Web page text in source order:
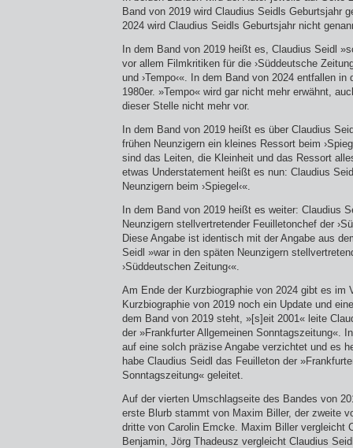
Band von 2019 wird Claudius Seidls Geburtsjahr
2024 wird Claudius Seidls Geburtsjahr nicht
In dem Band von 2019 heißt es, Claudius Seidl
vor allem Filmkritiken für die ›Süddeutsche
und ›Tempo‹«. In dem Band von 2024 entfallen in
1980er. »Tempo« wird gar nicht mehr erwähnt,
dieser Stelle nicht mehr vor.
In dem Band von 2019 heißt es über Claudius
frühen Neunzigern ein kleines Ressort beim
sind das Leiten, die Kleinheit und das Ressort
etwas Understatement heißt es nun: Claudius
Neunzigern beim ›Spiegel‹«.
In dem Band von 2019 heißt es weiter: Claudius
Neunzigern stellvertretender Feuilletonchef der
Diese Angabe ist identisch mit der Angabe aus
Seidl »war in den späten Neunzigern
›Süddeutschen Zeitung‹«.
Am Ende der Kurzbiographie von 2024 gibt es im
Kurzbiographie von 2019 noch ein Update und
dem Band von 2019 steht, »[s]eit 2001« leite
der »Frankfurter Allgemeinen Sonntagszeitung«.
auf eine solch präzise Angabe verzichtet und es
habe Claudius Seidl das Feuilleton der
Sonntagszeitung« geleitet.
Auf der vierten Umschlagseite des Bandes von
erste Blurb stammt von Maxim Biller, der zweite
dritte von Carolin Emcke. Maxim Biller vergleicht
Benjamin, Jörg Thadeusz vergleicht Claudius